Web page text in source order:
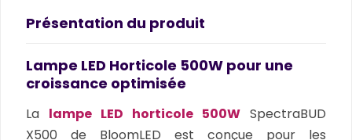
Présentation du produit
Lampe LED Horticole 500W pour une
croissance optimisée
La lampe LED horticole 500W SpectraBUD
X500 de BloomLED est conçue pour les